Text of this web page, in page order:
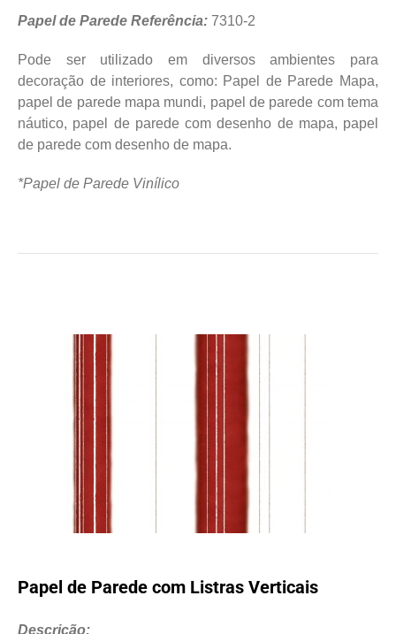
Papel de Parede Referência: 7310-2
Pode ser utilizado em diversos ambientes para
decoração de interiores, como: Papel de Parede Mapa,
papel de parede mapa mundi, papel de parede com tema
náutico, papel de parede com desenho de mapa, papel
de parede com desenho de mapa.
*Papel de Parede Vinílico
Papel de Parede com Listras Verticais
Descrição: